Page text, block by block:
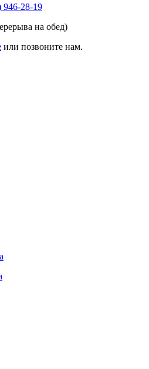
946-28-19
на обед)
или позвоните нам.